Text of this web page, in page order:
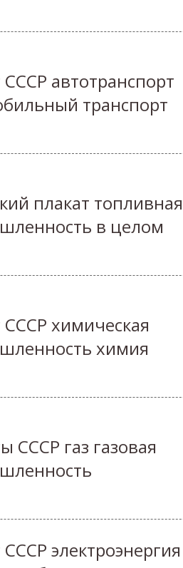
СССР автотранспорт
транспорт
плакат топливная
в целом
СССР химическая
химия
СССР газ газовая
СССР электроэнергия